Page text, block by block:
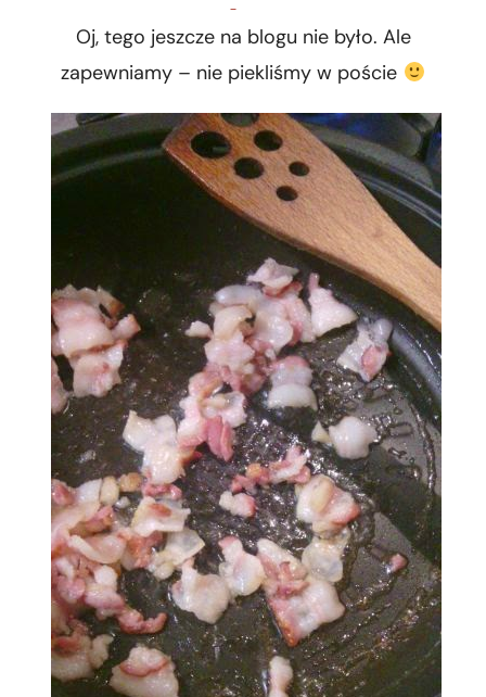
Oj, tego jeszcze na blogu nie było. Ale
zapewniamy – nie piekliśmy w poście